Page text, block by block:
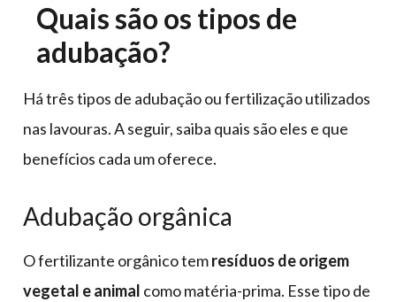
Quais são os tipos de
adubação?
Há três tipos de adubação ou fertilização utilizados
nas lavouras. A seguir, saiba quais são eles e que
benefícios cada um oferece.
Adubação orgânica
O fertilizante orgânico temresíduos de origem
vegetal e animal como matéria-prima. Esse tipo de